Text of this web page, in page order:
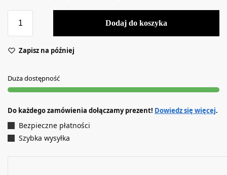
Dodaj do koszyka
Zapisz na później
Duża dostępność
Do każdego zamówienia dołączamy prezent! Dowiedz się więcej.
Bezpieczne płatności
Szybka wysyłka